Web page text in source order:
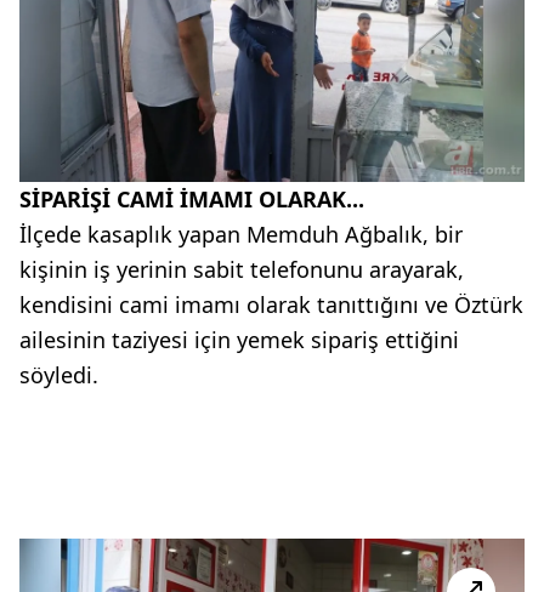
SİPARİŞİ CAMİ İMAMI OLARAK...
İlçede kasaplık yapan Memduh Ağbalık, bir
kişinin iş yerinin sabit telefonunu arayarak,
kendisini cami imamı olarak tanıttığını ve Öztürk
ailesinin taziyesi için yemek sipariş ettiğini
söyledi.